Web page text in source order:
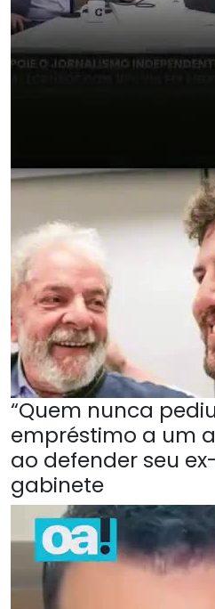
“Quem nunca
empréstimo a um
ao defender seu
gabinete